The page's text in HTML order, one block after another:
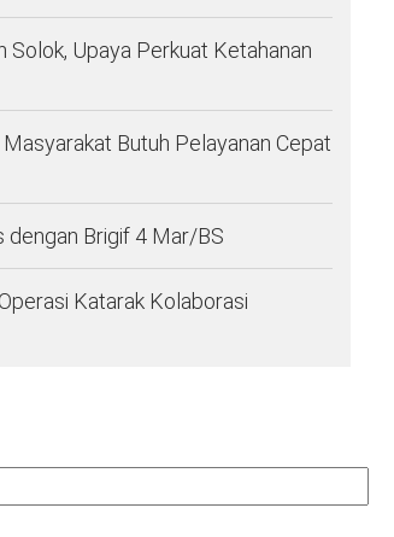
Solok, Upaya Perkuat Ketahanan
Butuh Pelayanan Cepat
dengan Brigif 4 Mar/BS
Katarak Kolaborasi